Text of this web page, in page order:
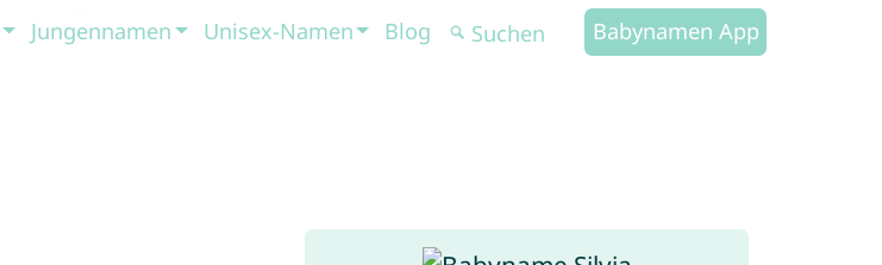
Jungennamen Unisex-Namen Blog Babynamen App